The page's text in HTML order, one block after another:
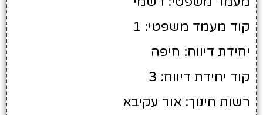
קוד מעמד משפטי: 1
יחידת דיווח: חיפה
קוד יחידת דיווח: 3
רשות חינוך: אור עקיבא